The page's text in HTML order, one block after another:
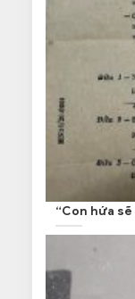
“Con hứa